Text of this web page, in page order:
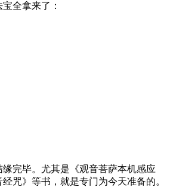
全拿来了：
缘完毕。尤其是《观音菩萨本机感应
咒》等书，就是专门为今天准备的。